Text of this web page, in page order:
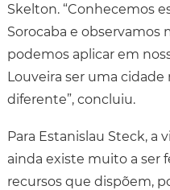
Skelton. “Conhecemos
Sorocaba e observamos
podemos aplicar em
Louveira ser uma
diferente”, concluiu.
Para Estanislau Steck, a
ainda existe muito a ser
recursos que dispõem,